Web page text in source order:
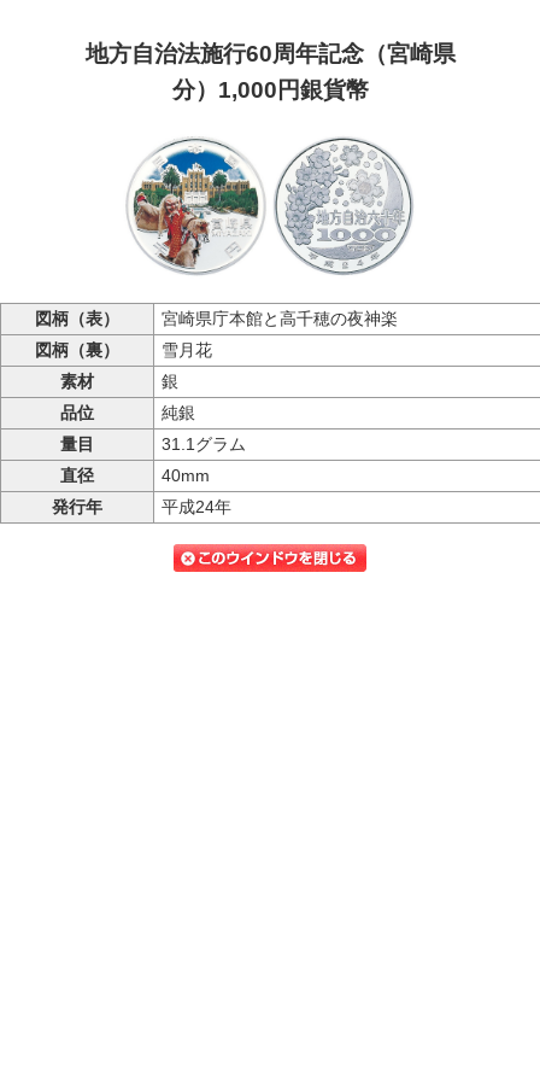
地方自治法施行60周年記念（宮崎県
分）1,000円銀貨幣
図柄（表）
宮崎県庁本館と高千穂の夜神楽
図柄（裏）
雪月花
素材
銀
品位
純銀
量目
31.1グラム
直径
40mm
発行年
平成24年